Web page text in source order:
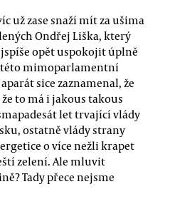
už zase snaží mít za ušima
Ondřej Liška, který
opět uspokojit úplně
této mimoparlamentní
sice zaznamenal, že
že to má i jakous takous
let trvající vlády
ostatně vlády strany
o více nežli krapet
zelení. Ale mluvit
Tady přece nejsme